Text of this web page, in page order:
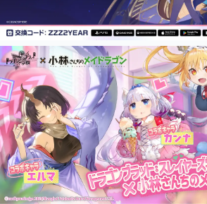
ピックアップ
電ファミのいま読まれている記事ランキング
アプリセール情報
インタビュー
連載・特集一覧